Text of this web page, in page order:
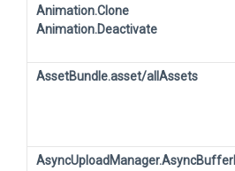
Animation.Clone
Animation.Deactivate
AssetBundle.asset/allAssets